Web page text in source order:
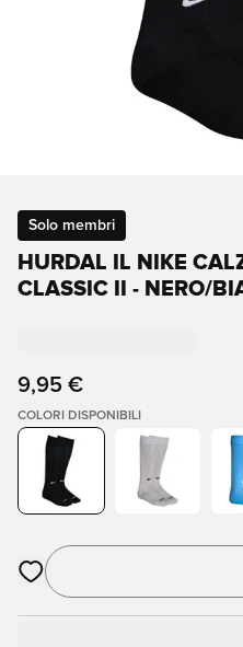
Solo membri
HURDAL IL NIKE
CLASSIC II - NERO/
9,95 €
COLORI DISPONIBILI
Apre una finestra modale